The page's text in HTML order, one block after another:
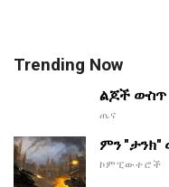
Trending Now
ልጆች ውስጥ
ጤና
ምን "ታንክ"
ኮምፒውተሮች